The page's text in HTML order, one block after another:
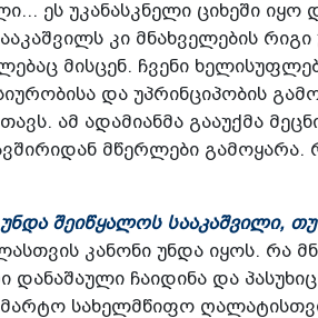
ეს უკანასკნელი ციხეში იყო
კი მნახველების
მისცენ. ჩვენი
და უპრინციპობის
ამ ადამიანმა გააუქმა
მწერლები
შეიწყალოს სააკაშვილი, თუ
კანონი უნდა იყოს. რა
დანაშაული ჩაიდინა და
სახელმწიფო